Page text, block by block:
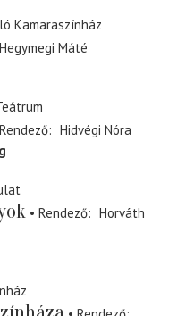
Kamaraszínház
Hegymegi Máté
Rendező
Hidvégi Nóra
Rendező
Horváth